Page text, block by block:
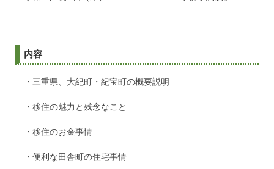
内容
・三重県、大紀町・紀宝町の概要説明
・移住の魅力と残念なこと
・移住のお金事情
・便利な田舎町の住宅事情